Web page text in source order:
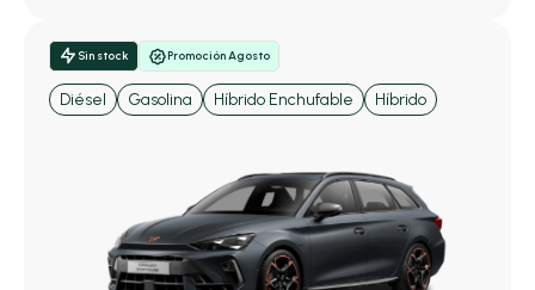
Sin stock Promoción Agosto
Diésel Gasolina Híbrido Enchufable Híbrido